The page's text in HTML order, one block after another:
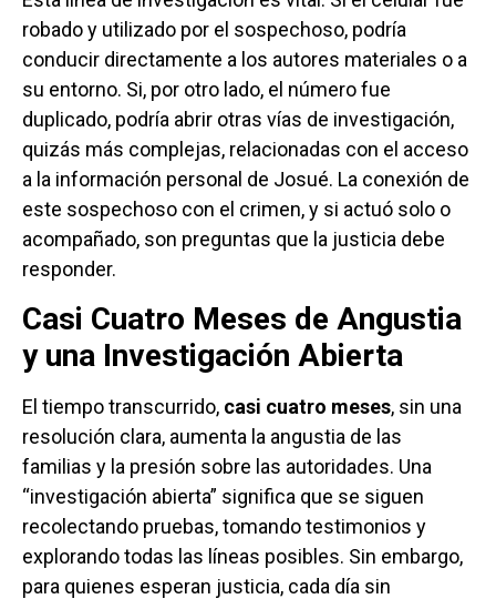
robado y utilizado por el sospechoso, podría
conducir directamente a los autores materiales o a
su entorno. Si, por otro lado, el número fue
duplicado, podría abrir otras vías de investigación,
quizás más complejas, relacionadas con el acceso
a la información personal de Josué. La conexión de
este sospechoso con el crimen, y si actuó solo o
acompañado, son preguntas que la justicia debe
responder.
Casi Cuatro Meses de Angustia
y una Investigación Abierta
El tiempo transcurrido, casi cuatro meses, sin una
resolución clara, aumenta la angustia de las
familias y la presión sobre las autoridades. Una
“investigación abierta” significa que se siguen
recolectando pruebas, tomando testimonios y
explorando todas las líneas posibles. Sin embargo,
para quienes esperan justicia, cada día sin